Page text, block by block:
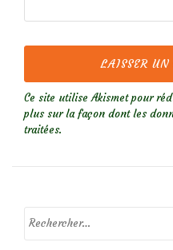
Ce site utilise Akismet pour
plus sur la façon dont les
traitées.